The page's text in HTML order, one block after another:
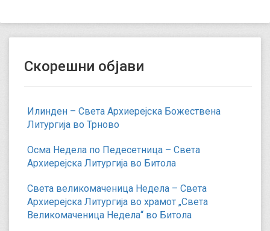
Скорешни објави
Илинден – Света Архиерејска Божествена
Литургија во Трново
Осма Недела по Педесетница – Света
Архиерејска Литургија во Битола
Света великомаченица Недела – Света
Архиерејска Литургија во храмот „Света
Великомаченица Недела“ во Битола